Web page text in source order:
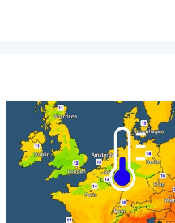
dans les Andes. . . mardi 28
Des nuits plus fraîches en